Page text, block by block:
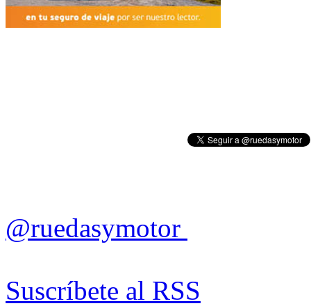
@ruedasymotor
Suscríbete al RSS